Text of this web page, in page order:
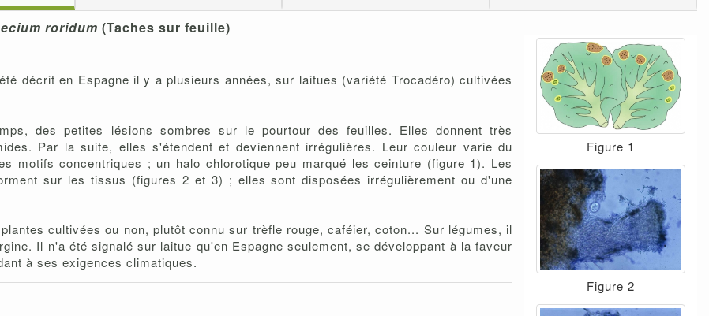
roridum (Taches sur feuille)
décrit en Espagne il y a plusieurs années, sur laitues (variété Trocadéro) cultivées
des petites lésions sombres sur le pourtour des feuilles. Elles donnent très
Par la suite, elles s'étendent et deviennent irrégulières. Leur couleur varie du
motifs concentriques ; un halo chlorotique peu marqué les ceinture (figure 1). Les
sur les tissus (figures 2 et 3) ; elles sont disposées irrégulièrement ou d'une
cultivées ou non, plutôt connu sur trèfle rouge, caféier, coton... Sur légumes, il
Il n'a été signalé sur laitue qu'en Espagne seulement, se développant à la faveur
à ses exigences climatiques.
Figure 1
Figure 2